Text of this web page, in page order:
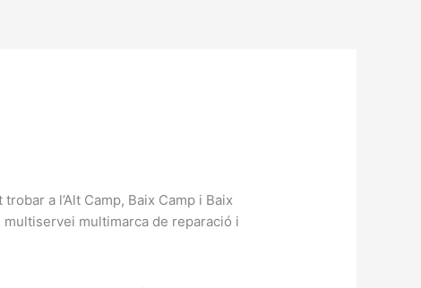
a l’Alt Camp, Baix Camp i Baix
multimarca de reparació i